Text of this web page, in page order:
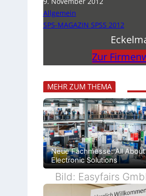
Allgemein
SPS-MAGAZIN SPSS 2012
Zur
MEHR ZUM THEMA
Neue Fachmesse: All About
Electronic Solutions
Bild: Easyfairs